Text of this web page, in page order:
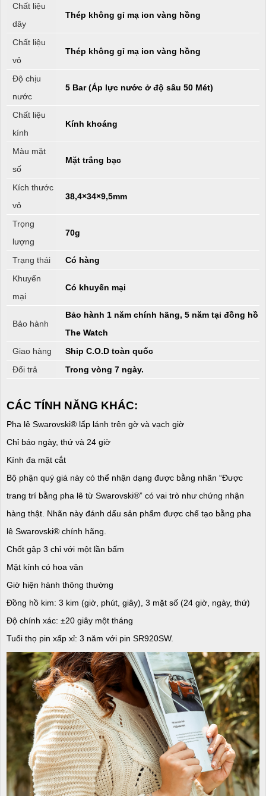
Chất liệu
dây
Thép không gỉ mạ ion vàng hồng
Chất liệu
vỏ
Thép không gỉ mạ ion vàng hồng
Độ chịu
nước
5 Bar (Áp lực nước ở độ sâu 50 Mét)
Chất liệu
kính
Kính khoáng
Màu mặt
số
Mặt trắng bạc
Kích thước
vỏ
38,4×34×9,5mm
Trọng
lượng
70g
Trạng thái
Có hàng
Khuyến
mại
Có khuyến mại
Bảo hành
Bảo hành 1 năm chính hãng, 5 năm tại đồng hồ
The Watch
Giao hàng
Ship C.O.D toàn quốc
Đổi trả
Trong vòng 7 ngày.
CÁC TÍNH NĂNG KHÁC:
Pha lê Swarovski® lấp lánh trên gờ và vạch giờ
Chỉ báo ngày, thứ và 24 giờ
Kính đa mặt cắt
Bộ phận quý giá này có thể nhận dạng được bằng nhãn “Được
trang trí bằng pha lê từ Swarovski®” có vai trò như chứng nhận
hàng thật. Nhãn này đánh dấu sản phẩm được chế tạo bằng pha
lê Swarovski® chính hãng.
Chốt gập 3 chỉ với một lần bấm
Mặt kính có hoa văn
Giờ hiện hành thông thường
Đồng hồ kim: 3 kim (giờ, phút, giây), 3 mặt số (24 giờ, ngày, thứ)
Độ chính xác: ±20 giây một tháng
Tuổi thọ pin xấp xỉ: 3 năm với pin SR920SW.